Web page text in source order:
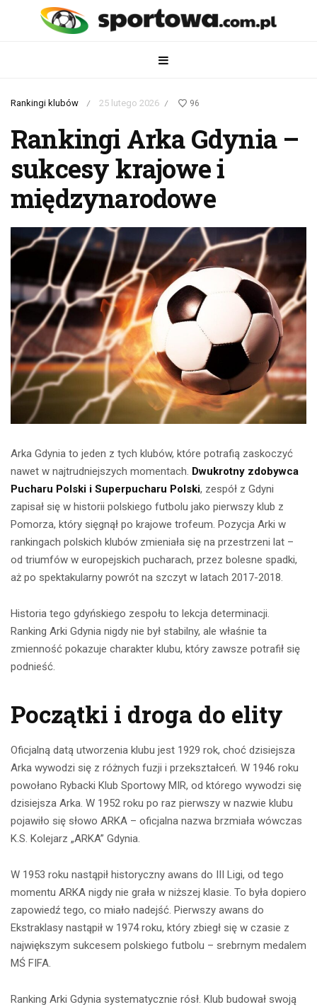
Rankingi klubów / 25 lutego 2026 / 96
Rankingi Arka Gdynia –
sukcesy krajowe i
międzynarodowe
Arka Gdynia to jeden z tych klubów, które potrafią zaskoczyć
nawet w najtrudniejszych momentach. Dwukrotny zdobywca
Pucharu Polski i Superpucharu Polski, zespół z Gdyni
zapisał się w historii polskiego futbolu jako pierwszy klub z
Pomorza, który sięgnął po krajowe trofeum. Pozycja Arki w
rankingach polskich klubów zmieniała się na przestrzeni lat –
od triumfów w europejskich pucharach, przez bolesne spadki,
aż po spektakularny powrót na szczyt w latach 2017-2018.
Historia tego gdyńskiego zespołu to lekcja determinacji.
Ranking Arki Gdynia nigdy nie był stabilny, ale właśnie ta
zmienność pokazuje charakter klubu, który zawsze potrafił się
podnieść.
Początki i droga do elity
Oficjalną datą utworzenia klubu jest 1929 rok, choć dzisiejsza
Arka wywodzi się z różnych fuzji i przekształceń. W 1946 roku
powołano Rybacki Klub Sportowy MIR, od którego wywodzi się
dzisiejsza Arka. W 1952 roku po raz pierwszy w nazwie klubu
pojawiło się słowo ARKA – oficjalna nazwa brzmiała wówczas
K.S. Kolejarz „ARKA” Gdynia.
W 1953 roku nastąpił historyczny awans do III Ligi, od tego
momentu ARKA nigdy nie grała w niższej klasie. To była dopiero
zapowiedź tego, co miało nadejść. Pierwszy awans do
Ekstraklasy nastąpił w 1974 roku, który zbiegł się w czasie z
największym sukcesem polskiego futbolu – srebrnym medalem
MŚ FIFA.
Ranking Arki Gdynia systematycznie rósł. Klub budował swoją